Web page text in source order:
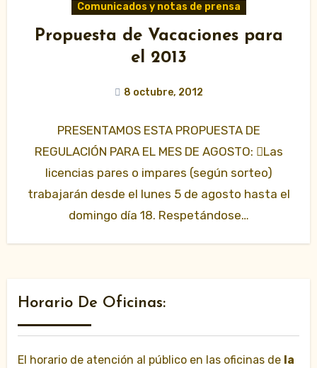
Comunicados y notas de prensa
Propuesta de Vacaciones para
el 2013
8 octubre, 2012
PRESENTAMOS ESTA PROPUESTA DE
REGULACIÓN PARA EL MES DE AGOSTO: Las
licencias pares o impares (según sorteo)
trabajarán desde el lunes 5 de agosto hasta el
domingo día 18. Respetándose…
Horario De Oficinas:
El horario de atención al público en las oficinas de la